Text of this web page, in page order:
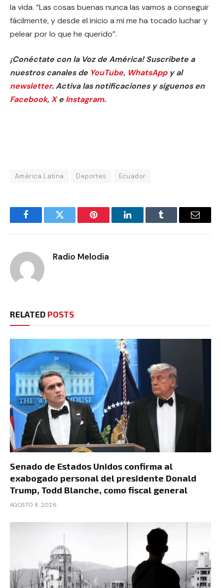
la vida. “Las cosas buenas nunca las vamos a conseguir
fácilmente, y desde el inicio a mi me ha tocado luchar y
pelear por lo que he querido”.
¡Conéctate con la Voz de América! Suscríbete a
nuestros canales de YouTube, WhatsAppy al
newsletter. Activa las notificaciones y síguenos en
Facebook,Xe Instagram.
América Latina Deportes Ecuador
FacebookTwitter Pinterest LinkedInTumblr Email
Radio Melodia
RELATED POSTS
Senado de Estados Unidos confirma al
exabogado personal del presidente Donald
Trump, Todd Blanche, como fiscal general
AGOSTO 8, 2026